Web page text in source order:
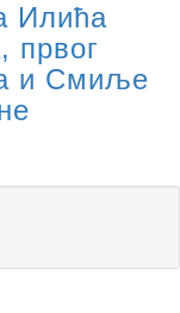
Илића
првог
и Смиље